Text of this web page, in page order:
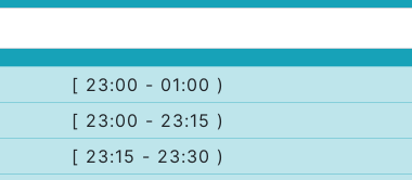
[ 23:00 - 01:00 )
[ 23:00 - 23:15 )
[ 23:15 - 23:30 )